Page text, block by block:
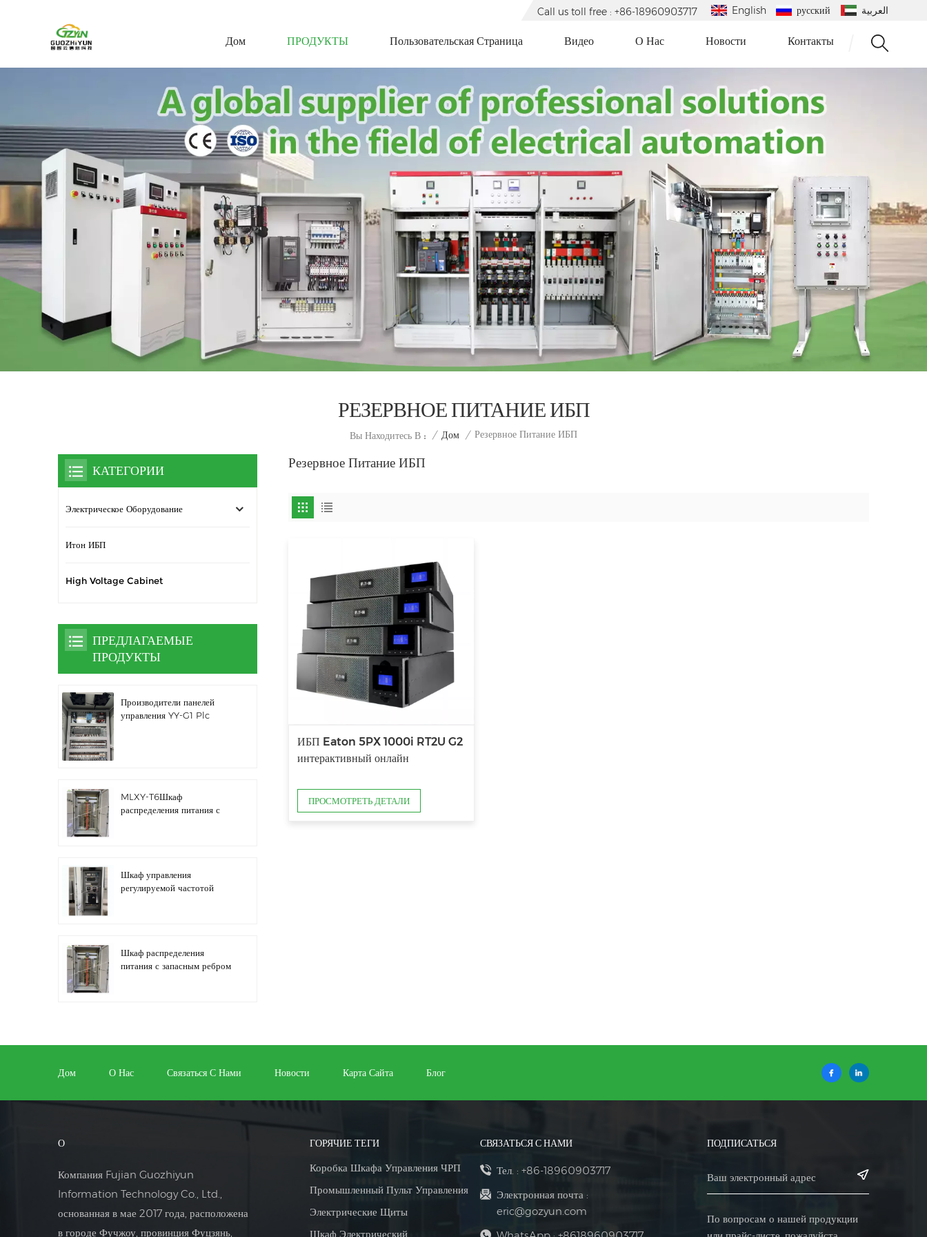
English русский العربية Call us toll free : +86-18960903717
Дом ПРОДУКТЫ Пользовательская Страница Видео О Нас Новости Контакты
РЕЗЕРВНОЕ ПИТАНИЕ ИБП
Вы Находитесь В : / Дом / Резервное Питание ИБП
Резервное Питание ИБП
ИБП Eaton 5PX 1000i RT2U G2
интерактивный онлайн
ПРОСМОТРЕТЬ ДЕТАЛИ
КАТЕГОРИИ
Электрическое Оборудование
Итон ИБП
High Voltage Cabinet
ПРЕДЛАГАЕМЫЕ
ПРОДУКТЫ
Производители панелей
управления YY-G1 Plc
MLXY-T6Шкаф
распределения питания с
Шкаф управления
регулируемой частотой
Шкаф распределения
питания с запасным ребром
распределительного
оборудование управления
используемый в ящике
электросчетчика торговых
Дом О Нас Связаться С Нами Новости Карта Сайта Блог
О
Компания Fujian Guozhiyun
Information Technology Co., Ltd.,
основанная в мае 2017 года, расположена
в городе Фучжоу, провинция Фуцзянь,
ГОРЯЧИЕ ТЕГИ
Коробка Шкафа Управления ЧРП
Промышленный Пульт Управления
Электрические Щиты
Шкаф Электрический
СВЯЗАТЬСЯ С НАМИ
Тел. : +86-18960903717
Электронная почта :
eric@gozyun.com
ПОДПИСАТЬСЯ
По вопросам о нашей продукции